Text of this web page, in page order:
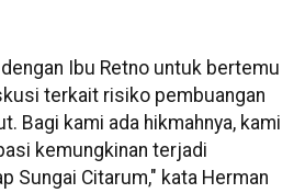
Ibu Retno untuk bertemu
terkait risiko pembuangan
Bagi kami ada hikmahnya, kami
kemungkinan terjadi
Sungai Citarum," kata Herman